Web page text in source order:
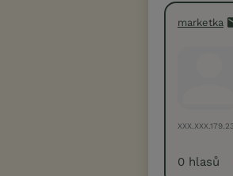
marketka
XXX.XXX.179.23
0 hlasů